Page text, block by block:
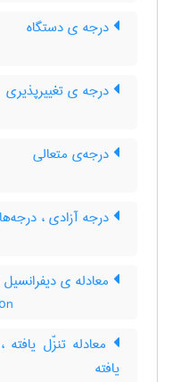
درجه ی دستگاه
درجه ی تغییرپذیری
درجه‌ی متعالی
درجه آزادی ،
معادله ی
معادله تنزّل
یافته